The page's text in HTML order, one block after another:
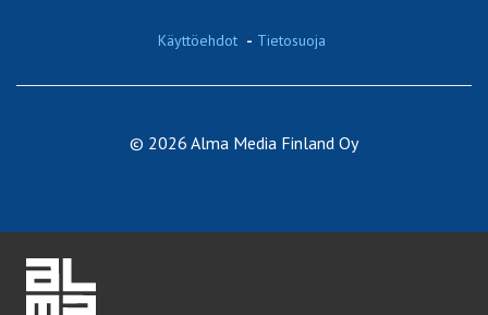
Käyttöehdot - Tietosuoja
© 2026 Alma Media Finland Oy